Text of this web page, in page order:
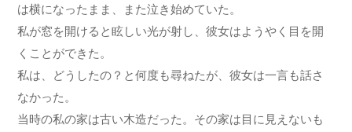
は横になったまま、また泣き始めていた。
私が窓を開けると眩しい光が射し、彼女はようやく目を開
くことができた。
私は、どうしたの？と何度も尋ねたが、彼女は一言も話さ
なかった。
当時の私の家は古い木造だった。その家は目に見えないも